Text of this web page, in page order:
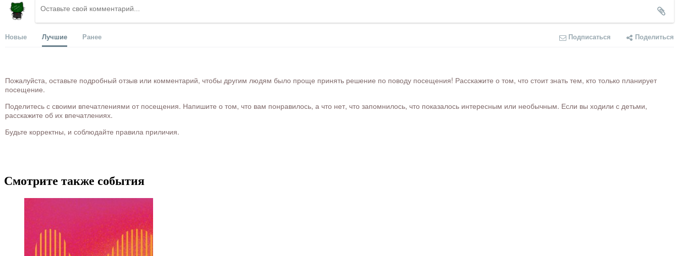
Новые Лучшие Ранее Подписаться Поделиться
Пожалуйста, оставьте подробный отзыв или комментарий, чтобы другим людям было проще принять решение по поводу посещения! Расскажите о том, что стоит знать тем, кто только планирует
посещение.
Поделитесь с своими впечатлениями от посещения. Напишите о том, что вам понравилось, а что нет, что запомнилось, что показалось интересным или необычным. Если вы ходили с детьми,
расскажите об их впечатлениях.
Будьте корректны, и соблюдайте правила приличия.
Смотрите также события